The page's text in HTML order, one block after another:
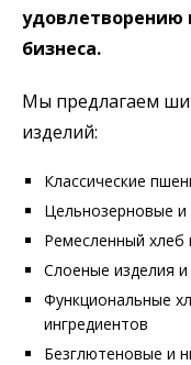
удовлетворению
бизнеса.
Мы предлагаем
изделий:
Классические
Цельнозерновые
Ремесленный хлеб
Слоеные изделия
Функциональные
ингредиентов
Безглютеновые и